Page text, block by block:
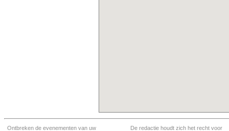
Ontbreken de evenementen van uw
De redactie houdt zich het recht voor